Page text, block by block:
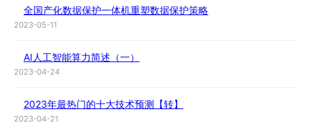
全国产化数据保护一体机重塑数据保护策略
2023-05-11
AI人工智能算力简述（一）
2023-04-24
2023年最热门的十大技术预测【转】
2023-04-21